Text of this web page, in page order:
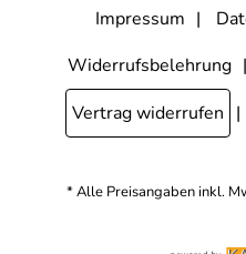
kann ich jederzeit mit Wirkung
den Link "Abmelden" am Ende
Impressum
Widerrufsbelehrung
Vertrag widerrufen
* Alle Preisangaben inkl.